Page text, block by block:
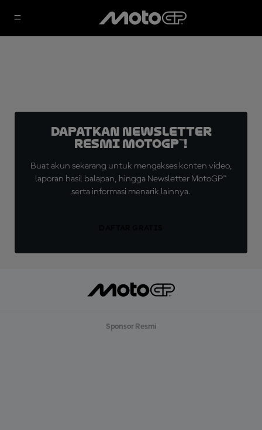
Dapatkan Newsletter
Resmi MotoGP™!
Buat akun sekarang untuk mengakses konten video,
laporan hasil balapan, hingga Newsletter MotoGP™
serta informasi menarik lainnya.
Sponsor Resmi